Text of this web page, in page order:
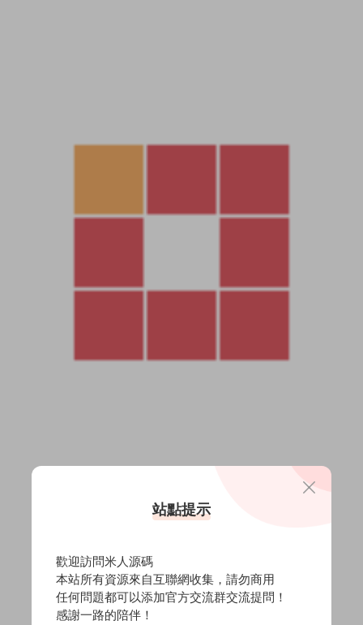
站點提示
歡迎訪問米人源碼
本站所有資源來自互聯網收集，請勿商用
任何問題都可以添加官方交流群交流提問！
感謝一路的陪伴！